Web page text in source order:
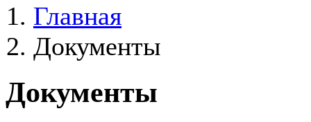
Главная
Документы
Документы